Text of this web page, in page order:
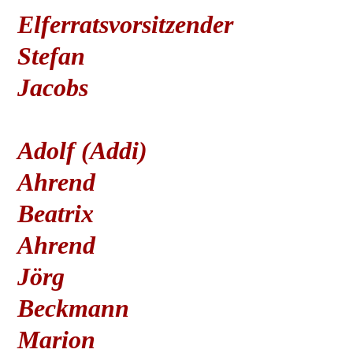
Elferratsvorsitzender
Stefan
Jacobs
Adolf (Addi)
Ahrend
Beatrix
Ahrend
Jörg
Beckmann
Marion